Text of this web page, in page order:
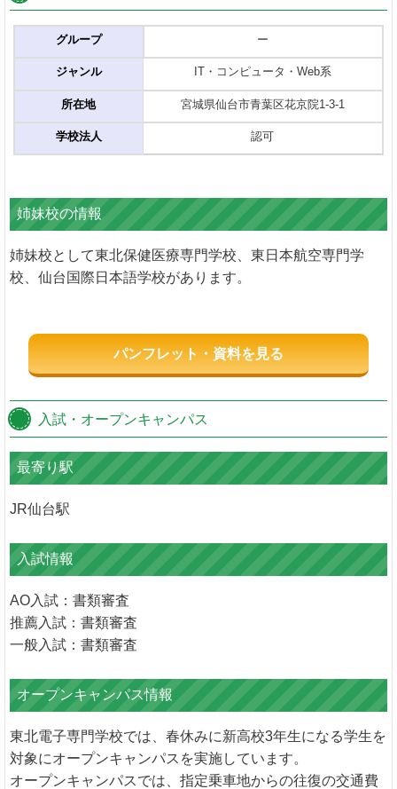
グループ
ジャンル
所在地
学校法人
ー
IT・コンピュータ・Web系
宮城県仙台市青葉区花京院1-3-1
認可
姉妹校の情報
姉妹校として東北保健医療専門学校、東日本航空専門学
校、仙台国際日本語学校があります。
パンフレット・資料を見る
入試・オープンキャンパス
最寄り駅
JR仙台駅
入試情報
AO入試：書類審査
推薦入試：書類審査
一般入試：書類審査
オープンキャンパス情報
東北電子専門学校では、春休みに新高校3年生になる学生を
対象にオープンキャンパスを実施しています。
オープンキャンパスでは、指定乗車地からの往復の交通費